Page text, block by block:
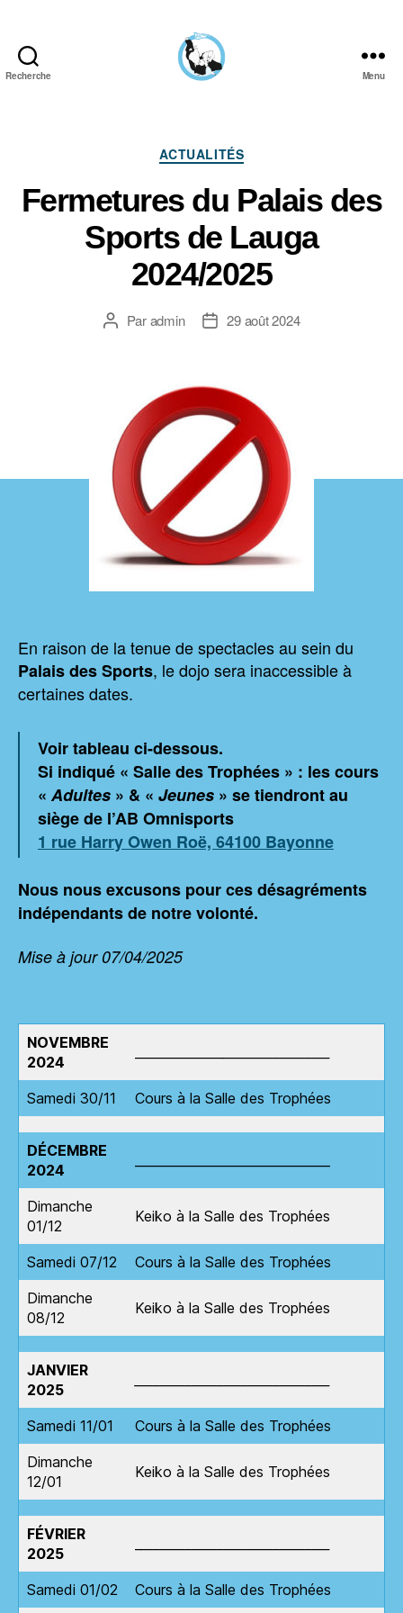
Recherche Menu
Catégories
ACTUALITÉS
Fermetures du Palais des
Sports de Lauga
2024/2025
Auteur
Paradmin
Date29 août 2024
En raison de la tenue de spectacles au sein du
Palais des Sports, le dojo sera inaccessible à
certaines dates.
Voir tableau ci-dessous.
Si indiqué « Salle des Trophées » : les cours
« Adultes » & « Jeunes » se tiendront au
siège de l’AB Omnisports
1 rue Harry Owen Roë, 64100 Bayonne
Nous nous excusons pour ces désagréments
indépendants de notre volonté.
Mise à jour 07/04/2025
NOVEMBRE
2024
Samedi 30/11 Cours à la Salle des Trophées
DÉCEMBRE
2024
Dimanche
01/12
Keiko à la Salle des Trophées
Samedi 07/12
Cours à la Salle des Trophées
Dimanche
08/12
Keiko à la Salle des Trophées
JANVIER
2025
Samedi 11/01
Cours à la Salle des Trophées
Dimanche
12/01
Keiko à la Salle des Trophées
FÉVRIER
2025
Samedi 01/02 Cours à la Salle des Trophées